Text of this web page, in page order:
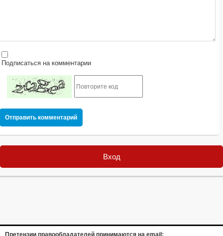
на комментарии
Отправить комментарий
Вход
Претензии правообладателей принимаются на email: